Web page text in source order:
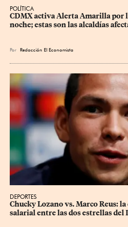
POLÍTICA
CDMX activa Alerta Amarilla por
noche; estas son las alcaldías
Por Redacción El Economista
DEPORTES
Chucky Lozano vs. Marco Reus:
salarial entre las dos estrellas del